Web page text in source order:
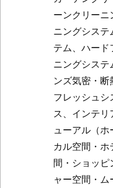
ーンクリーニ
ニングシステ
テム、ハード
ニングシステ
ンズ気密・断
フレッシュシ
ス、インテリ
ューアル（
カル空間・ホ
間・ショッピ
ャー空間・ム